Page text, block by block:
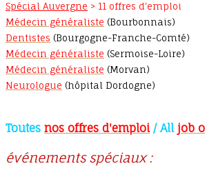
Spécial Auvergne > 11 offres d'emploi
Médecin généraliste (Bourbonnais)
Dentistes (Bourgogne-Franche-Comté)
Médecin généraliste (Sermoise-Loire)
Médecin généraliste (Morvan)
Neurologue (hôpital Dordogne)
Toutes nos offres d'emploi/ All job
événements spéciaux :